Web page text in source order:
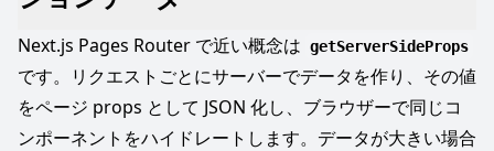
Next.js Pages Router で近い概念は getServerSideProps
です。リクエストごとにサーバーでデータを作り、その値
をページ props として JSON 化し、ブラウザーで同じコ
ンポーネントをハイドレートします。データが大きい場合